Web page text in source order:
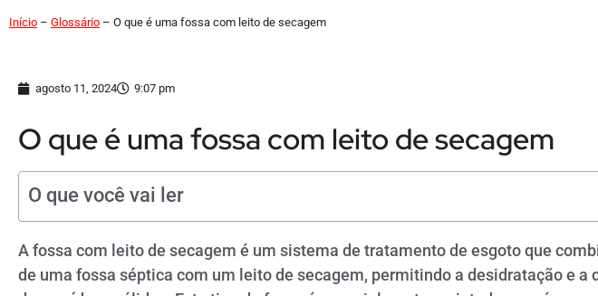
Início – Glossário – O que é uma fossa com leito de secagem
agosto 11, 2024 9:07 pm
O que é uma fossa com leito de secagem
O que você vai ler
A fossa com leito de secagem é um sistema de tratamento de esgoto que
de uma fossa séptica com um leito de secagem, permitindo a desidratação e a